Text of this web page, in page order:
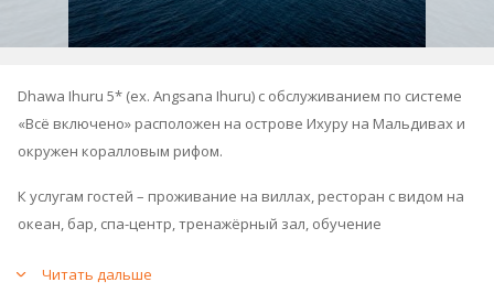
Dhawa Ihuru 5* (ex. Angsana Ihuru) с обслуживанием по системе
«Всё включено» расположен на острове Ихуру на Мальдивах и
окружен коралловым рифом.
К услугам гостей – проживание на виллах, ресторан с видом на
океан, бар, спа-центр, тренажёрный зал, обучение
лаборатория.
Читать дальше